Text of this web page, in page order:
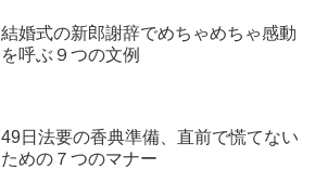
結婚式の新郎謝辞でめちゃめちゃ感動
を呼ぶ９つの文例
49日法要の香典準備、直前で慌てない
ための７つのマナー